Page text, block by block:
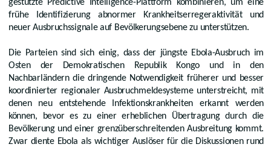
gestützte Predictive Intelligence-Plattform kombinieren, um eine
frühe Identifizierung abnormer Krankheitserregeraktivität und
neuer Ausbruchssignale auf Bevölkerungsebene zu unterstützen.
Die Parteien sind sich einig, dass der jüngste Ebola-Ausbruch im
Osten der Demokratischen Republik Kongo und in den
Nachbarländern die dringende Notwendigkeit früherer und besser
koordinierter regionaler Ausbruchmeldesysteme unterstreicht, mit
denen neu entstehende Infektionskrankheiten erkannt werden
können, bevor es zu einer erheblichen Übertragung durch die
Bevölkerung und einer grenzüberschreitenden Ausbreitung kommt.
Zwar diente Ebola als wichtiger Auslöser für die Diskussionen rund